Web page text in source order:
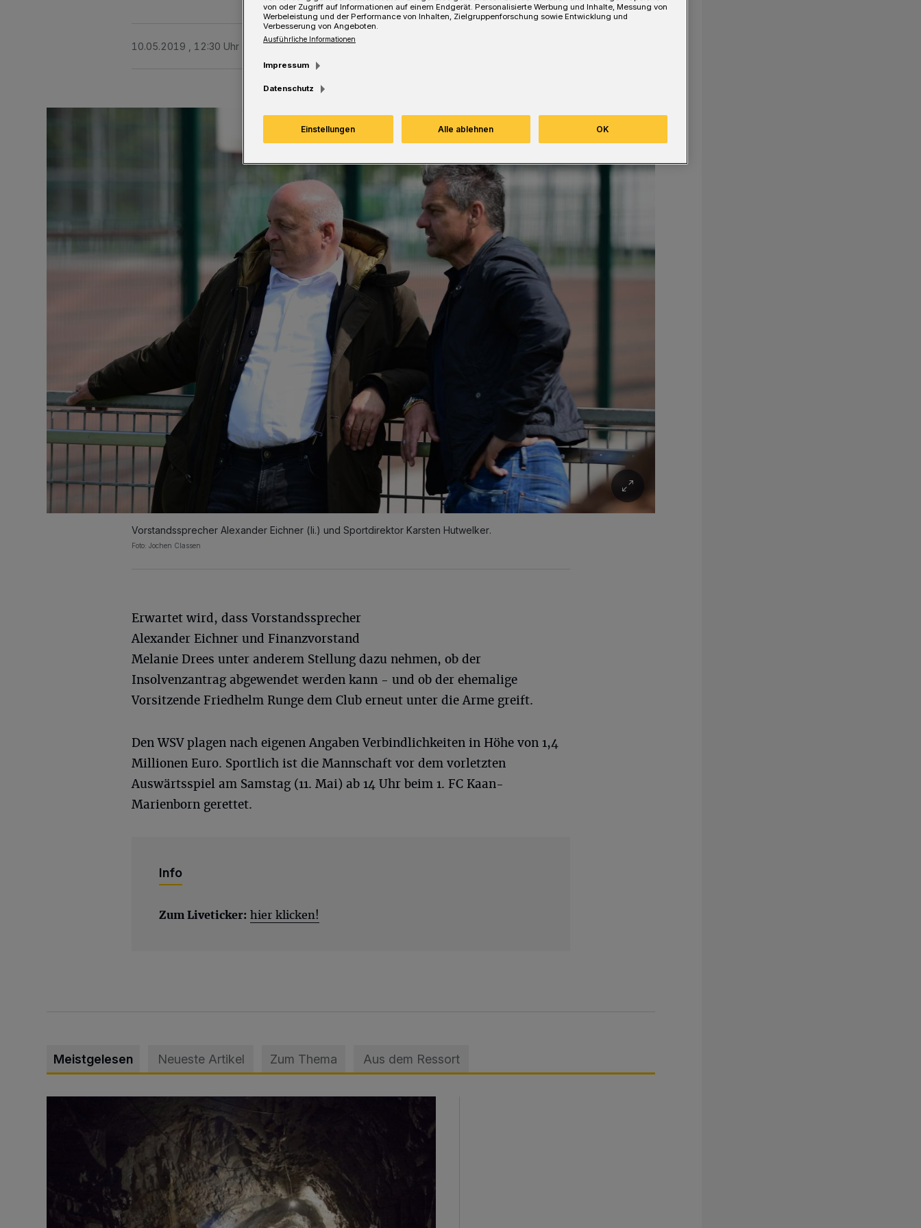
10.05.2019 , 12:30 Uhr Eine Minute Lesezeit
Vorstandssprecher Alexander Eichner (li.) und Sportdirektor Karsten Hutwelker.
Foto: Jochen Classen
Erwartet wird, dass Vorstandssprecher
Alexander Eichner und Finanzvorstand
Melanie Drees unter anderem Stellung dazu nehmen, ob der
Insolvenzantrag abgewendet werden kann - und ob der ehemalige
Vorsitzende Friedhelm Runge dem Club erneut unter die Arme greift.
Den WSV plagen nach eigenen Angaben Verbindlichkeiten in Höhe von 1,4
Millionen Euro. Sportlich ist die Mannschaft vor dem vorletzten
Auswärtsspiel am Samstag (11. Mai) ab 14 Uhr beim 1. FC Kaan-
Marienborn gerettet.
Info
Zum Liveticker: hier klicken!
Meistgelesen Neueste Artikel Zum Thema Aus dem Ressort
von oder Zugriff auf Informationen auf einem Endgerät. Personalisierte Werbung und Inhalte, Messung von
Werbeleistung und der Performance von Inhalten, Zielgruppenforschung sowie Entwicklung und
Verbesserung von Angeboten.
Ausführliche Informationen
Impressum
Datenschutz
Einstellungen Alle ablehnen OK